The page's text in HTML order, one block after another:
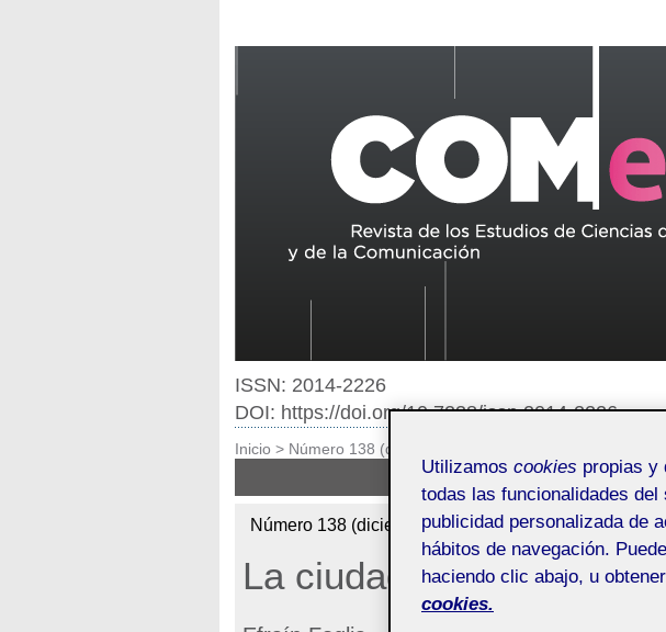
ISSN: 2014-2226
DOI: https://doi.org/10.7238/issn.2014-2226
Inicio > Número 138 (diciembre de 2023)
Línea editorial
Número 138 (diciembre de 2023)
La ciudad del futuro:
Utilizamos cookies propias y
todas las funcionalidades
publicidad personalizada de
hábitos de navegación.
haciendo clic abajo, u
cookies.